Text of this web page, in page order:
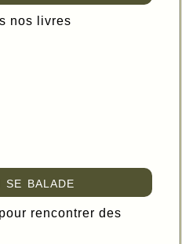
nos livres
se balade
rencontrer des